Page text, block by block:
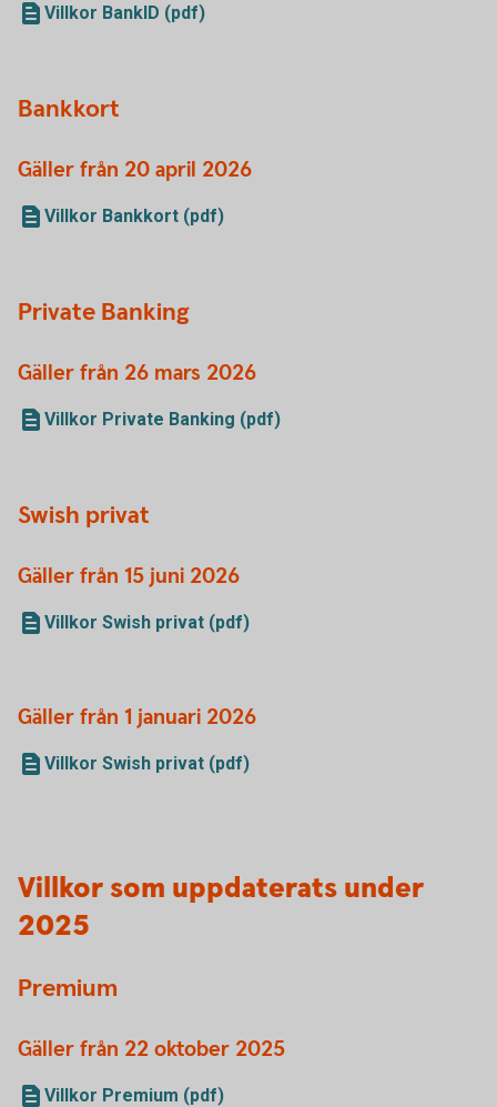
Villkor BankID (pdf)
Bankkort
Gäller från 20 april 2026
Villkor Bankkort (pdf)
Private Banking
Gäller från 26 mars 2026
Villkor Private Banking (pdf)
Swish privat
Gäller från 15 juni 2026
Villkor Swish privat (pdf)
Gäller från 1 januari 2026
Villkor Swish privat (pdf)
Villkor som uppdaterats under
2025
Premium
Gäller från 22 oktober 2025
Villkor Premium (pdf)